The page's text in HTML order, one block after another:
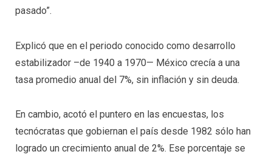
pasado”.
Explicó que en el periodo conocido como desarrollo
estabilizador –de 1940 a 1970— México crecía a una
tasa promedio anual del 7%, sin inflación y sin deuda.
En cambio, acotó el puntero en las encuestas, los
tecnócratas que gobiernan el país desde 1982 sólo han
logrado un crecimiento anual de 2%. Ese porcentaje se